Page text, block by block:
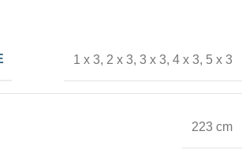
1 x 3, 2 x 3, 3 x 3, 4 x 3, 5 x 3
223 cm